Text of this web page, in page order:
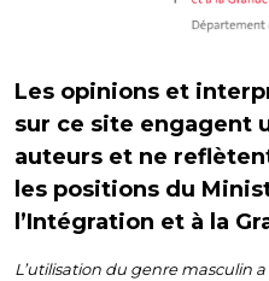
Les opinions et
sur ce site engagent
auteurs et ne
les positions du
l’Intégration et à la
L’utilisation du genre masculin